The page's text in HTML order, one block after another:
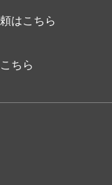
はこちら
ちら